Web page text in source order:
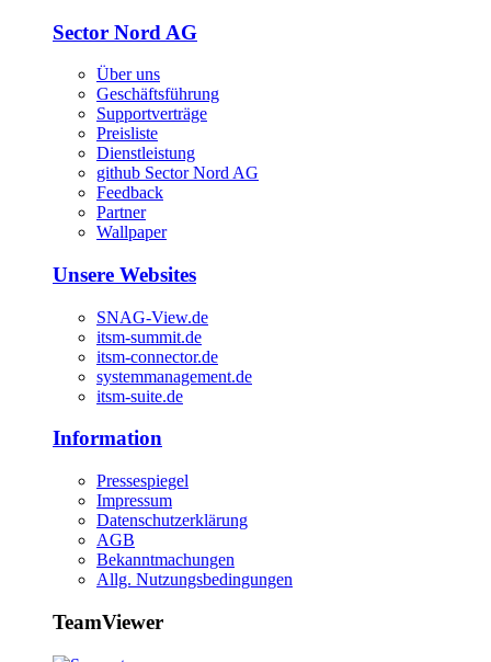
Sector Nord AG
Über uns
Geschäftsführung
Supportverträge
Preisliste
Dienstleistung
github Sector Nord AG
Feedback
Partner
Wallpaper
Unsere Websites
SNAG-View.de
itsm-summit.de
itsm-connector.de
systemmanagement.de
itsm-suite.de
Information
Pressespiegel
Impressum
Datenschutzerklärung
AGB
Bekanntmachungen
Allg. Nutzungsbedingungen
TeamViewer